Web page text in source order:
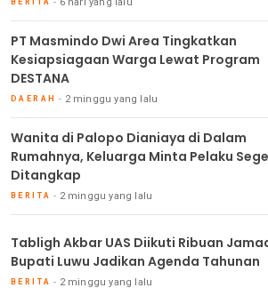
BERITA
PT Masmindo Dwi Area Tingkatkan
Kesiapsiagaan Warga Lewat Program
DESTANA
DAERAH 2 minggu yang lalu
Wanita di Palopo Dianiaya di Dalam
Rumahnya, Keluarga Minta Pelaku
Ditangkap
BERITA 2 minggu yang lalu
Tabligh Akbar UAS Diikuti Ribuan
Bupati Luwu Jadikan Agenda Tahunan
BERITA 2 minggu yang lalu